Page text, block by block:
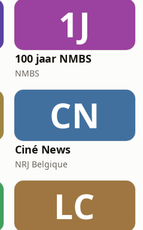
1J
100 jaar NMBS
NMBS
CN
Ciné News
NRJ Belgique
LC